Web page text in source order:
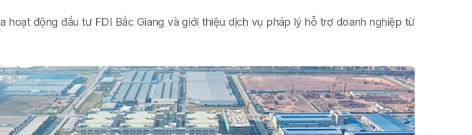
hoạt động đầu tư FDI Bắc Giang và giới thiệu dịch vụ pháp lý hỗ trợ doanh nghiệp từ